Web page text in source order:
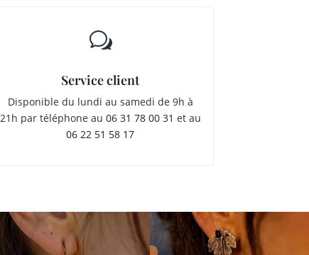
w
Service client
Disponible du lundi au samedi de 9h à
21h par téléphone au 06 31 78 00 31 et au
06 22 51 58 17